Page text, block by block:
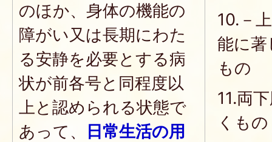
のほか、身体の機能の
障がい又は長期にわた
る安静を必要とする病
状が前各号と同程度以
上と認められる状態で
あって、
日常生活の用
10.－
能に
もの
11.両
くもの